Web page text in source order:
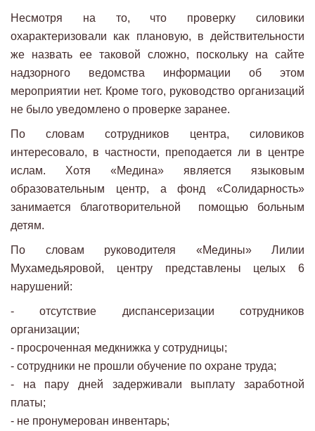
Несмотря на то, что проверку силовики
охарактеризовали как плановую, в действительности
же назвать ее таковой сложно, поскольку на сайте
надзорного ведомства информации об этом
мероприятии нет. Кроме того, руководство организаций
не было уведомлено о проверке заранее.
По словам сотрудников центра, силовиков
интересовало, в частности, преподается ли в центре
ислам. Хотя «Медина» является языковым
образовательным центр, а фонд «Солидарность»
занимается благотворительной помощью больным
детям.
По словам руководителя «Медины» Лилии
Мухамедьяровой, центру представлены целых 6
нарушений:
- отсутствие диспансеризации сотрудников
организации;
- просроченная медкнижка у сотрудницы;
- сотрудники не прошли обучение по охране труда;
- на пару дней задерживали выплату заработной
платы;
- не пронумерован инвентарь;